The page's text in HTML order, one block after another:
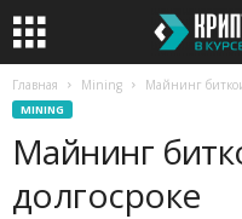
Главная Mining Майнинг
MINING
Майнинг
долгосроке